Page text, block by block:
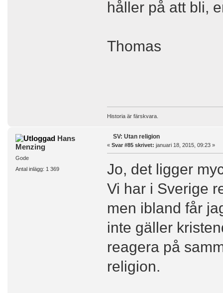
håller på att bli,
Thomas
Historia är färskvara.
Hans
Menzing
Gode
Antal inlägg: 1 369
SV: Utan religion
« Svar #85 skrivet: januari 18, 2015, 09:23 »
Jo, det ligger
Vi har i Sverige
men ibland får
inte gäller
reagera på
religion.